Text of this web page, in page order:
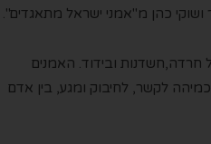
כהן מ"אמני ישראל מתאגדים".
חרדה,חשדנות ובידוד. האמנים
לקשר, לחיבוק ומגע, בין אדם